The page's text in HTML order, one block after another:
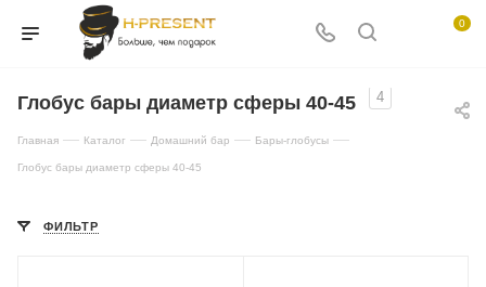
0
Глобус бары диаметр сферы 40-45 4
Главная — Каталог — Домашний бар — Бары-глобусы —
Глобус бары диаметр сферы 40-45
ФИЛЬТР